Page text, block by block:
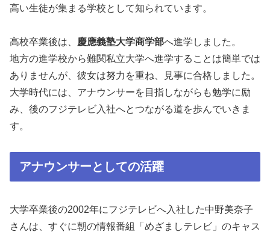
高い生徒が集まる学校として知られています。
高校卒業後は、 慶應義塾大学商学部へ進学しました。
地方の進学校から難関私立大学へ進学することは簡単では
ありませんが、彼女は努力を重ね、見事に合格しました。
大学時代には、アナウンサーを目指しながらも勉学に励
み、後のフジテレビ入社へとつながる道を歩んでいきま
す。
アナウンサーとしての活躍
大学卒業後の2002年にフジテレビへ入社した中野美奈子
さんは、すぐに朝の情報番組「めざましテレビ」のキャス